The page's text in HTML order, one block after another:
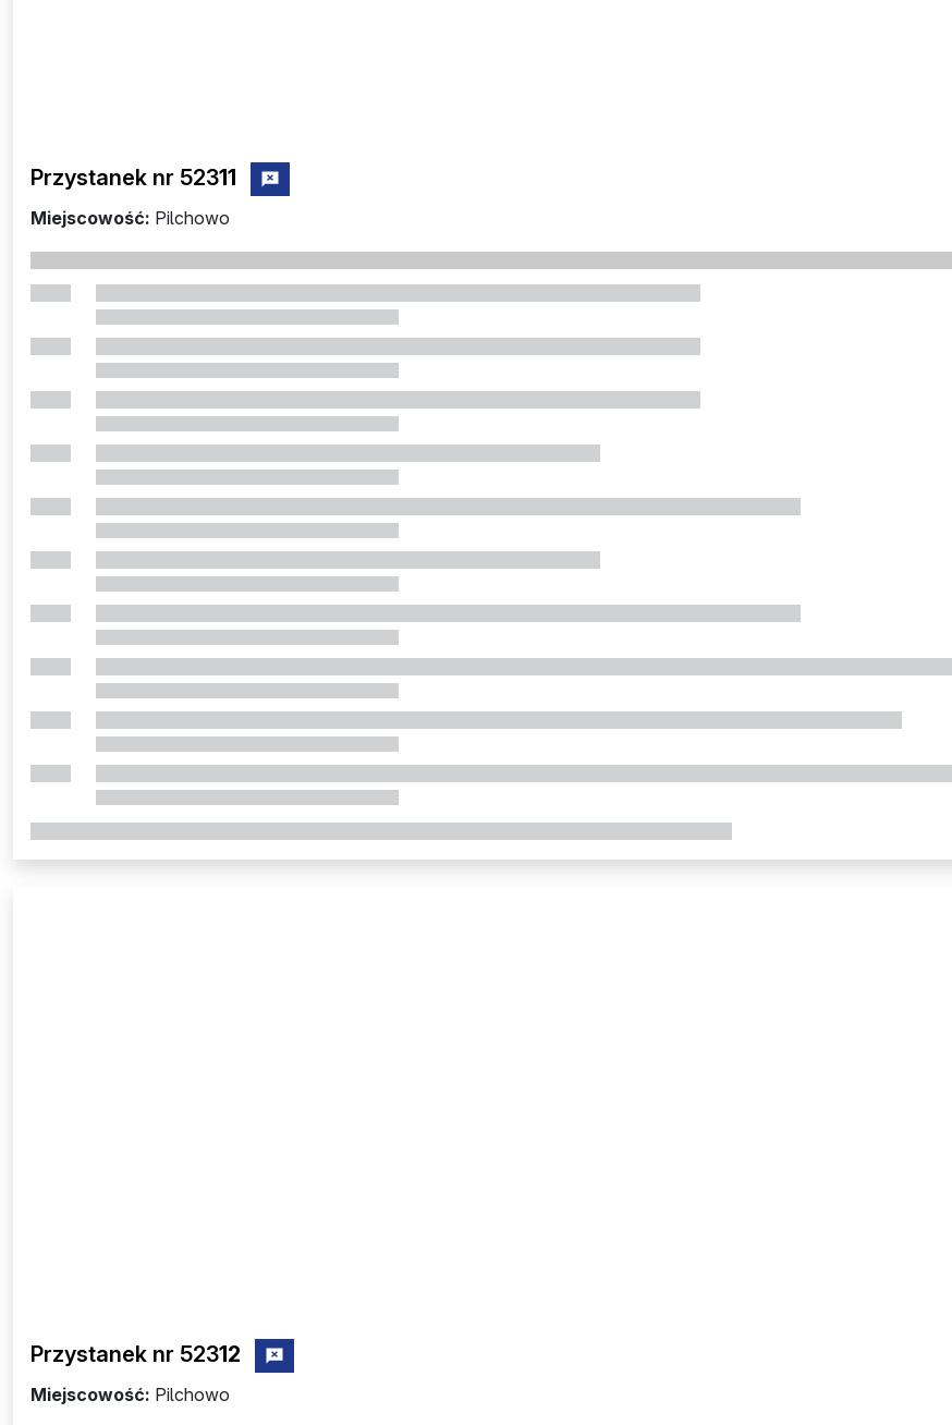
Przystanek nr 52311 zgłoś przystanek nr 52311
Miejscowość: Pilchowo
Przystanek nr 52312 zgłoś przystanek nr 52312
Miejscowość: Pilchowo